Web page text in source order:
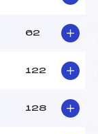
62
122
128